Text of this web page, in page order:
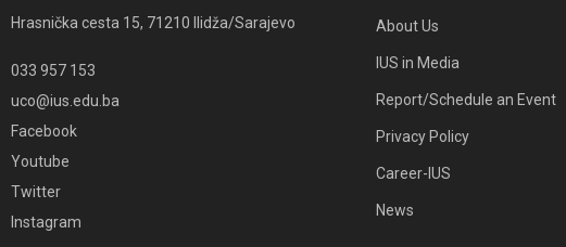
Hrasnička cesta 15, 71210 Ilidža/Sarajevo
033 957 153
uco@ius.edu.ba
Facebook
Youtube
Twitter
Instagram
About Us
IUS in Media
Report/Schedule an Event
Privacy Policy
Career-IUS
News